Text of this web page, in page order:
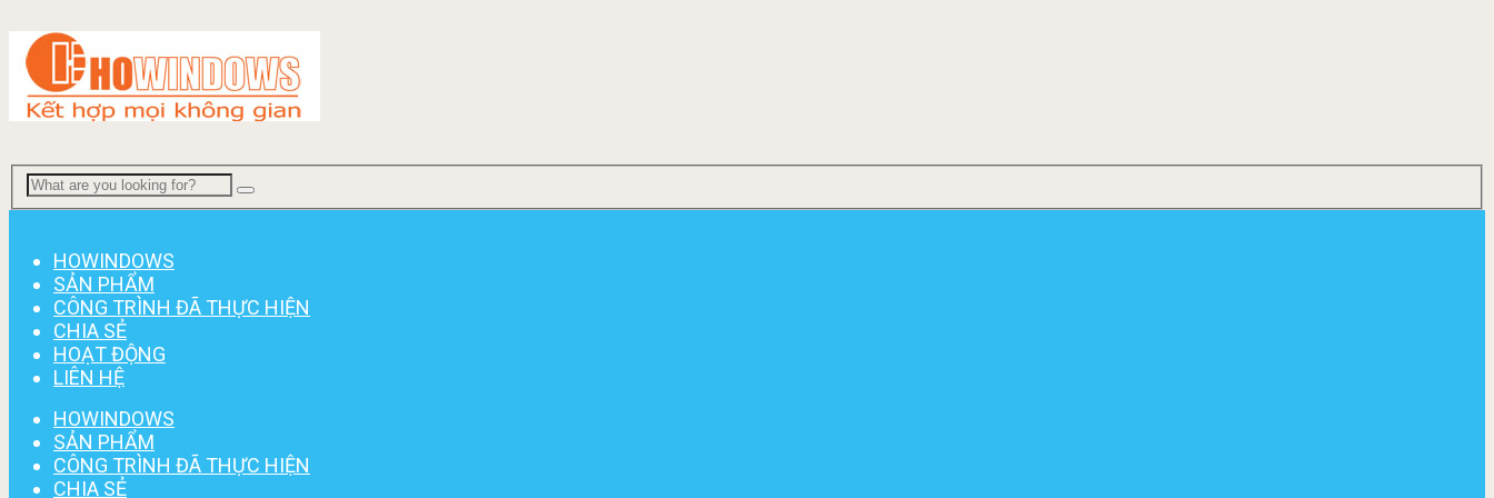
HOWINDOWS
SẢN PHẨM
CÔNG TRÌNH ĐÃ THỰC HIỆN
CHIA SẺ
HOẠT ĐỘNG
LIÊN HỆ
HOWINDOWS
SẢN PHẨM
CÔNG TRÌNH ĐÃ THỰC HIỆN
CHIA SẺ